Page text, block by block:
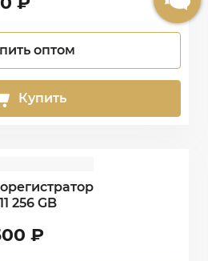
оптом
Купить
256 GB
₽